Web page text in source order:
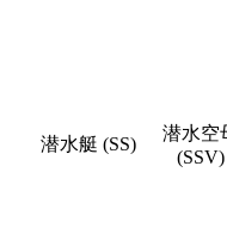
潜水艇 (SS)
潜水空
(SSV)